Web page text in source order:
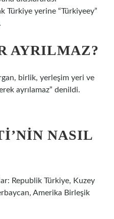
Türkiye yerine “Türkiyeey”
AYRILMAZ?
birlik, yerleşim yeri ve
ayrılamaz” denildi.
NASIL
Republik Türkiye, Kuzey
Amerika Birleşik